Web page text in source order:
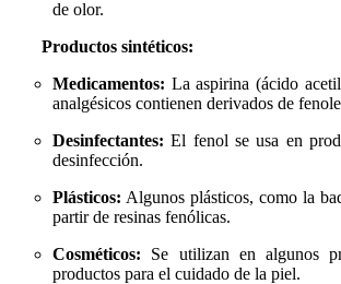
de olor.
Productos sintéticos:
Medicamentos: La aspirina (ácido
analgésicos contienen derivados de
Desinfectantes: El fenol se usa en
desinfección.
Plásticos: Algunos plásticos, como la
partir de resinas fenólicas.
Cosméticos: Se utilizan en algunos
productos para el cuidado de la piel.